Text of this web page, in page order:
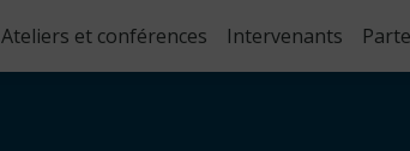
Ateliers et conférences Intervenants